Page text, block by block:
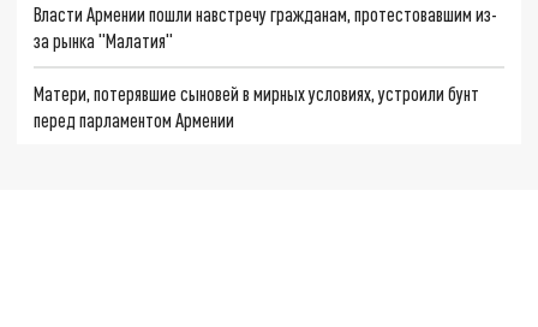
Власти Армении пошли навстречу гражданам, протестовавшим из-
за рынка "Малатия"
Матери, потерявшие сыновей в мирных условиях, устроили бунт
перед парламентом Армении